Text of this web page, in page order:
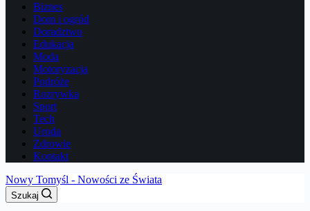
Biznes
Dom i ogród
Doradztwo
Edukacja
Moda
Motoryzacja
Podróże
Rozrywka
Sport
Tech
Uroda
Zdrowie
Kontakt
Nowy Tomyśl - Nowości ze Świata
Szukaj